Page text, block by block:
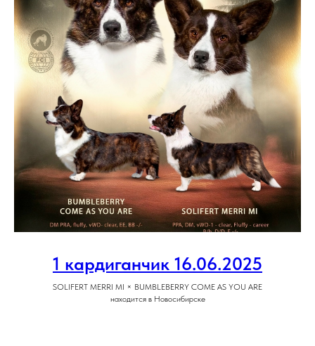
1 кардиганчик 16.06.2025
SOLIFERT MERRI MI × BUMBLEBERRY COME AS YOU ARE
находится в Новосибирске